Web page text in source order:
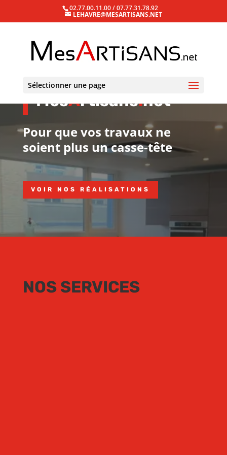
02.77.00.11.00 / 07.77.31.78.92
LEHAVRE@MESARTISANS.NET
Sélectionner une page
MesArtisans.net
Pour que vos travaux ne
soient plus un casse-tête
VOIR NOS RÉALISATIONS
NOS SERVICES